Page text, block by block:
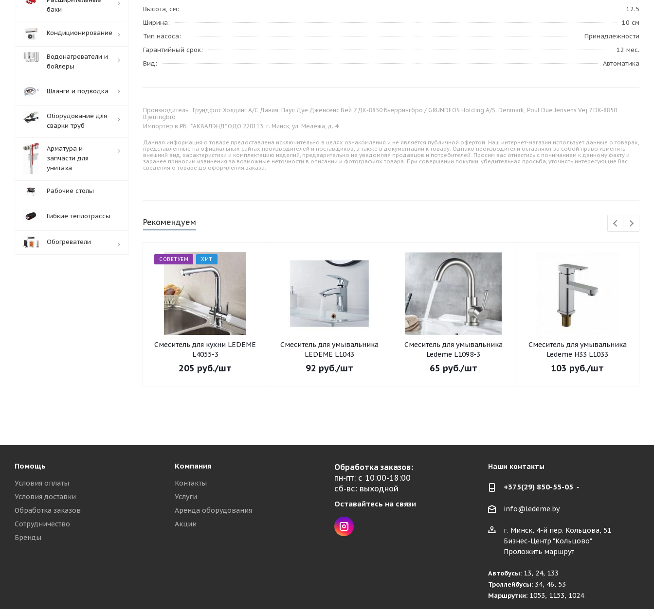
Высота, см
12.5
Ширина
10 см
Тип насоса
Принадлежности
Гарантийный срок
12 мес.
Вид
Автоматика
Производитель: Грундфос Холдинг А/С Дания, Паул Дуе Дженсенс Вей 7 ДК-8850 Бьеррингбро / GRUNDFOS Holding A/S. Denmark, Poul Due Jensens Vej 7 DK-8850
Bjerringbro
Импортёр в РБ: "АКВАЛЭНД" ОДО 220113, г. Минск, ул. Мележа, д. 4
Данная информация о товаре предоставлена исключительно в целях ознакомления и не является публичной офертой. Наш интернет-магазин использует данные о товарах,
представленные на официальных сайтах производителей и поставщиков, а также в документации к товару. Однако производители оставляют за собой право изменять
внешний вид, характеристики и комплектацию изделий, предварительно не уведомляя продавцов и потребителей. Просим вас отнестись с пониманием к данному факту и
заранее приносим извинения за возможные неточности в описании и фотографиях товара. При совершении покупки, убедительная просьба, уточнять интересующие Вас
сведения о товаре до оформления заказа.
Рекомендуем
СОВЕТУЕМ ХИТ
Смеситель для кухни LEDEME
L4055-3
205 руб./шт
Смеситель для умывальника
LEDEME L1043
92 руб./шт
Смеситель для умывальника
Ledeme L1098-3
65 руб./шт
Смеситель для умывальника
Ledeme H33 L1033
103 руб./шт
баки
Кондиционирование
Водонагреватели и
бойлеры
Шланги и подводка
Оборудование для
сварки труб
Арматура и
запчасти для
унитаза
Рабочие столы
Гибкие теплотрассы
Обогреватели
Помощь
Условия оплаты
Условия доставки
Обработка заказов
Сотрудничество
Бренды
Компания
Контакты
Услуги
Аренда оборудования
Акции
Обработка заказов:
пн-пт: с 10:00-18:00
сб-вс: выходной
Оставайтесь на связи
Наши контакты
+375(29) 850-55-05
info@ledeme.by
г. Минск, 4-й пер. Кольцова, 51
Бизнес-Центр "Кольцово"
Проложить маршрут
Автобусы: 13, 24, 133
Троллейбусы: 34, 46, 53
Маршрутки: 1053, 1153, 1024